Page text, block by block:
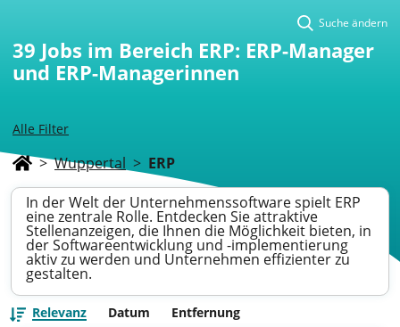
Alle Filter
Suche ändern
39 Jobs im Bereich ERP: ERP-Manager
und ERP-Managerinnen
> Wuppertal > ERP
In der Welt der Unternehmenssoftware spielt ERP
eine zentrale Rolle. Entdecken Sie attraktive
Stellenanzeigen, die Ihnen die Möglichkeit bieten, in
der Softwareentwicklung und -implementierung
aktiv zu werden und Unternehmen effizienter zu
gestalten.
Relevanz Datum Entfernung